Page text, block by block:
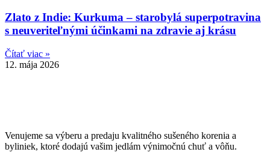
Zlato z Indie: Kurkuma – starobylá superpotravina
s neuveriteľnými účinkami na zdravie aj krásu
Čítať viac »
12. mája 2026
Venujeme sa výberu a predaju kvalitného sušeného korenia a
byliniek, ktoré dodajú vašim jedlám výnimočnú chuť a vôňu.